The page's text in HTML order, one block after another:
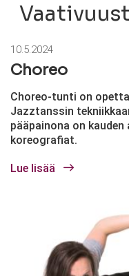
10.5.2024
Choreo
Choreo-tunti on
Jazztanssin
pääpainona on
koreografiat.
Lue lisää